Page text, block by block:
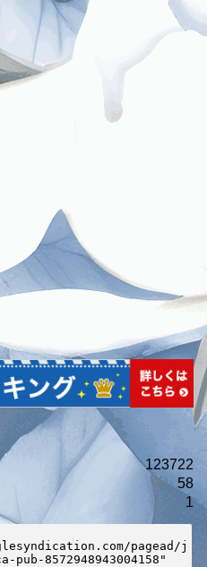
123722
58
1
pagead/j
8572948943004158"